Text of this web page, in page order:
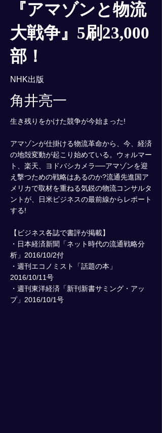
『アマゾンと物流
大戦争』5刷23,000
部！
NHK出版
角井亮一
生き残りをかけた競争が今始まった!
アマゾンが仕掛ける物流革命から、今、経済
の地殻変動が起こり始めている。ウォルマー
ト、楽天、ヨドバシカメラ──アマゾンを迎
え撃つための戦略はあるのか?流通先進国ア
メリカで取材を重ねる気鋭の物流コンサルタ
ントが、日米ビジネスの最前線からレポート
する!
【ビジネス各誌で書評が掲載】
・日本経済新聞「ネット時代の流通戦略分
析」2016/10/2付
・週刊エコノミスト「話題の本」
2016/10/11号
・週刊東洋経済「新刊新書サミング・アッ
プ」2016/10/1号